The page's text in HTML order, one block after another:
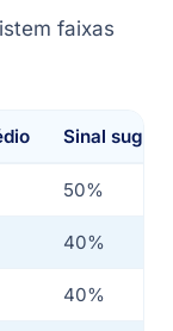
faixas
Sinal
50%
40%
40%